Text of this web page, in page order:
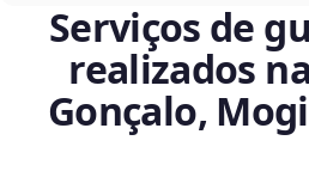
Serviços de
realizados
Gonçalo, Mogi